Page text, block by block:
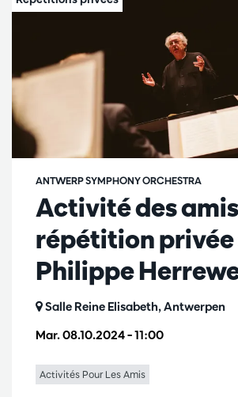
Activité des
répétition privée
Philippe
ANTWERP SYMPHONY ORCHESTRA
Mar. 08.10.2024– 11:00
Salle Reine Elisabeth, Antwerpen
Activités Pour Les Amis